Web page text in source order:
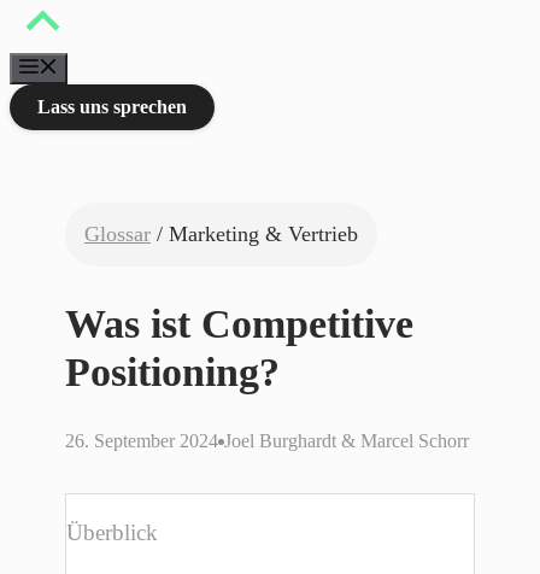
Zum
springen
Lass uns sprechen
Glossar / Marketing & Vertrieb
Was ist Competitive
Positioning?
26. September 2024 Joel Burghardt & Marcel Schorr
Überblick